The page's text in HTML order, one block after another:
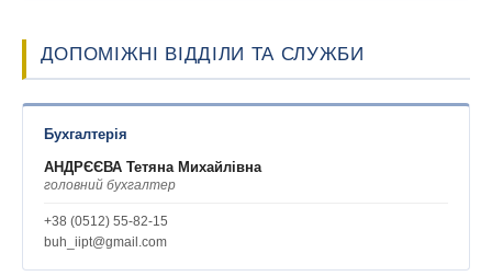
ДОПОМІЖНІ ВІДДІЛИ ТА СЛУЖБИ
Бухгалтерія
АНДРЄЄВА Тетяна Михайлівна
головний бухгалтер
+38 (0512) 55-82-15
buh_iipt@gmail.com